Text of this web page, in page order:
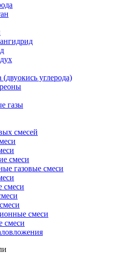
(двуокись углерода)
газы
смесей
смеси
газовые смеси
смеси
смеси
смеси